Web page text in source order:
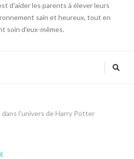
d'aider les parents à élever leurs
sain et heureux, tout en
soin d'eux-mêmes.
l’univers de Harry Potter